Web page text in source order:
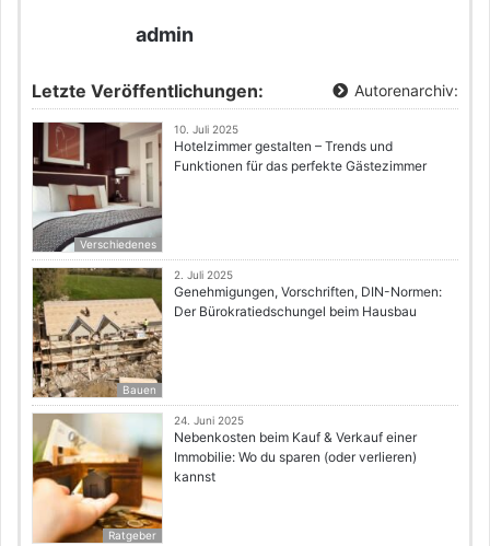
admin
Letzte Veröffentlichungen: Autorenarchiv:
Verschiedenes
10. Juli 2025
Hotelzimmer gestalten – Trends und
Funktionen für das perfekte Gästezimmer
Bauen
2. Juli 2025
Genehmigungen, Vorschriften, DIN-Normen:
Der Bürokratiedschungel beim Hausbau
Ratgeber
24. Juni 2025
Nebenkosten beim Kauf & Verkauf einer
Immobilie: Wo du sparen (oder verlieren)
kannst